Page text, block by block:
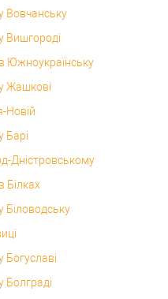
Вовчанську
Вишгороді
Южноукраїнську
Жашкові
Новій
Барі
Дністровському
Білках
Біловодську
Богуславі
Болграді